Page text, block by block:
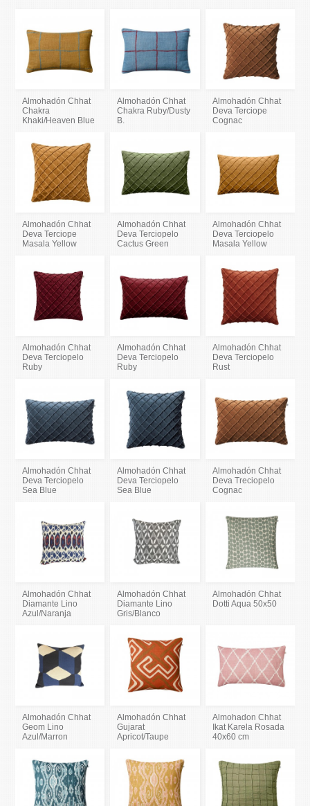
Almohadón Chhat
Chakra
Khaki/Heaven Blue
Almohadón Chhat
Chakra Ruby/Dusty
B.
Almohadón Chhat
Deva Terciope
Cognac
Almohadón Chhat
Deva Terciope
Masala Yellow
Almohadón Chhat
Deva Terciopelo
Cactus Green
Almohadón Chhat
Deva Terciopelo
Masala Yellow
Almohadón Chhat
Deva Terciopelo
Ruby
Almohadón Chhat
Deva Terciopelo
Ruby
Almohadón Chhat
Deva Terciopelo
Rust
Almohadón Chhat
Deva Terciopelo
Sea Blue
Almohadón Chhat
Deva Terciopelo
Sea Blue
Almohadón Chhat
Deva Treciopelo
Cognac
Almohadón Chhat
Diamante Lino
Azul/Naranja
Almohadón Chhat
Diamante Lino
Gris/Blanco
Almohadón Chhat
Dotti Aqua 50x50
Almohadón Chhat
Geom Lino
Azul/Marron
Almohadón Chhat
Gujarat
Apricot/Taupe
Almohadon Chhat
Ikat Karela Rosada
40x60 cm